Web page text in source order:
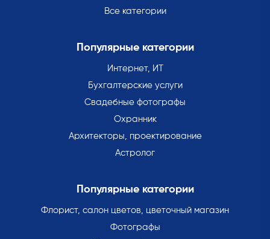
Все категории
Популярные категории
Интернет, ИТ
Бухгалтерские услуги
Свадебные фотографы
Охранник
Архитекторы, проектирование
Астролог
Популярные категории
Флорист, салон цветов, цветочный магазин
Фотографы